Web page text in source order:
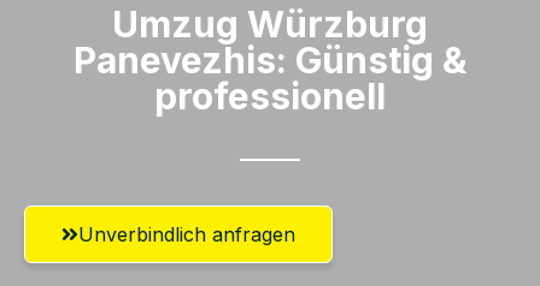
Umzug Würzburg​
Panevezhis: Günstig &
professionell​
Unverbindlich anfragen